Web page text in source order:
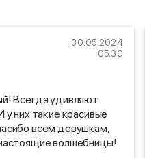
30.05.2024
05:30
Всегда удивляют
них такие красивые
всем девушкам,
волшебницы!